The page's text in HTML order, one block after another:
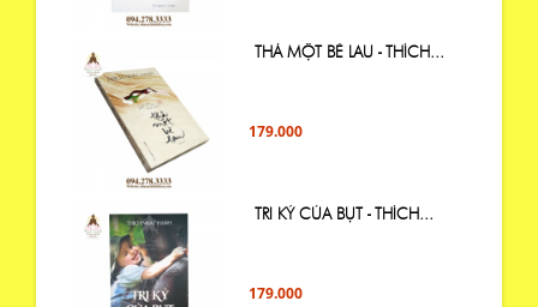
THẢ MỘT BÈ LAU - THÍCH...
179.000
TRI KỶ CỦA BỤT - THÍCH...
179.000